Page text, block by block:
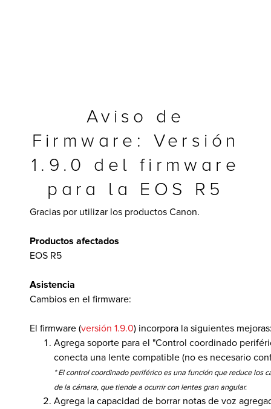
Multifuncionales
Aviso de
Firmware: Versión
1.9.0 del firmware
para la EOS R5
Gracias por utilizar los productos Canon.
Productos afectados
EOS R5
Asistencia
Cambios en el firmware:
El firmware (versión 1.9.0) incorpora la siguientes
Agrega soporte para el "Control coordinado
conecta una lente compatible (no es necesario
* El control coordinado periférico es una función que reduce los
de la cámara, que tiende a ocurrir con lentes gran angular.
Agrega la capacidad de borrar notas de voz